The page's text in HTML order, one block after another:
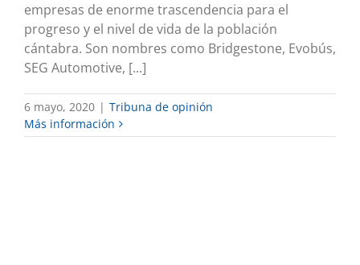
empresas de enorme trascendencia para el
progreso y el nivel de vida de la población
cántabra. Son nombres como Bridgestone, Evobús,
SEG Automotive, [...]
6 mayo, 2020 | Tribuna de opinión
Más información